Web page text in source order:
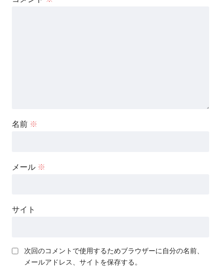
名前 ※
メール ※
サイト
次回のコメントで使用するためブラウザーに自分の名前、
メールアドレス、サイトを保存する。